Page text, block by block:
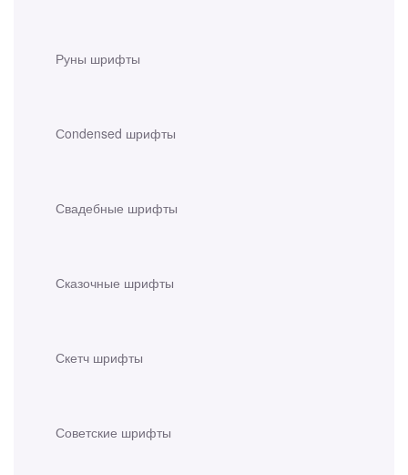
Руны шрифты
Сondensed шрифты
Свадебные шрифты
Сказочные шрифты
Скетч шрифты
Советские шрифты